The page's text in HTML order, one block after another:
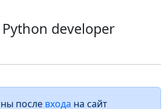
developer
после входа на сайт